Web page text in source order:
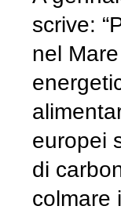
scrive:
nel
europei
di
colmare